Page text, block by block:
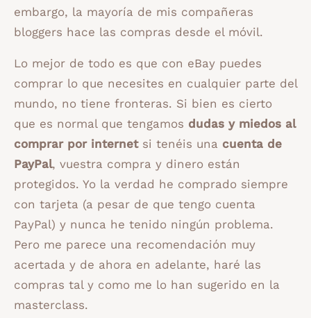
embargo, la mayoría de mis compañeras
bloggers hace las compras desde el móvil.
Lo mejor de todo es que con eBay puedes
comprar lo que necesites en cualquier parte del
mundo, no tiene fronteras. Si bien es cierto
que es normal que tengamos dudas y miedos al
comprar por internetsi tenéis una cuenta de
PayPal, vuestra compra y dinero están
protegidos. Yo la verdad he comprado siempre
con tarjeta (a pesar de que tengo cuenta
PayPal) y nunca he tenido ningún problema.
Pero me parece una recomendación muy
acertada y de ahora en adelante, haré las
compras tal y como me lo han sugerido en la
masterclass.